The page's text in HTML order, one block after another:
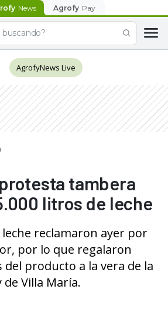
News Agrofy Pay
AgrofyNews Live
tambera
litros de leche
reclamaron ayer por
por lo que regalaron
producto a la vera de la
Villa María.